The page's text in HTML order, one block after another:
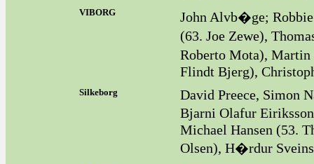
VIBORG
John Alvb�ge;
(63. Joe Zewe),
Roberto Mota),
Flindt Bjerg),
Silkeborg
David Preece, Simon
Bjarni Olafur
Michael Hansen (53.
Olsen), H�rdur